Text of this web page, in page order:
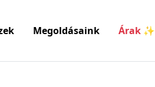
Megoldásaink Árak ✨